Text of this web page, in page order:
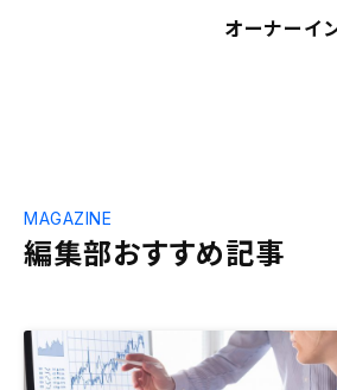
オーナーイ
編集部おすすめ記事
MAGAZINE